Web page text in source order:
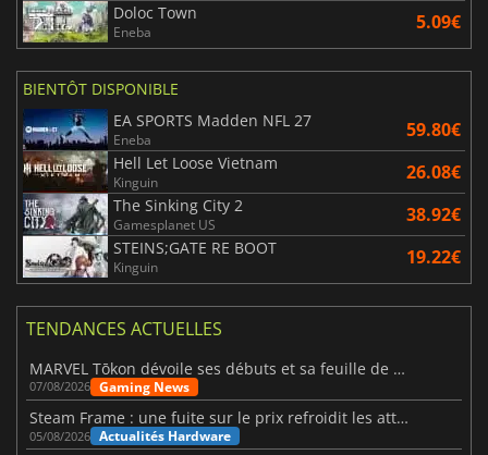
Doloc Town
Eneba 5.09€
BIENTÔT DISPONIBLE
EA SPORTS Madden NFL 27
Eneba 59.80€
Hell Let Loose Vietnam
Kinguin 26.08€
The Sinking City 2
Gamesplanet US 38.92€
STEINS;GATE RE BOOT
Kinguin 19.22€
TENDANCES ACTUELLES
MARVEL Tōkon dévoile ses débuts et sa feuille de route
07/08/2026 Gaming News
Steam Frame : une fuite sur le prix refroidit les attentes VR
05/08/2026 Actualités Hardware